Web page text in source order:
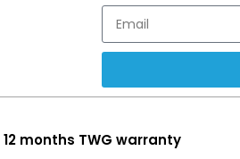
12 months TWG warranty